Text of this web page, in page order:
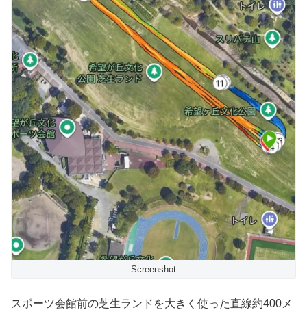
Screenshot
スポーツ会館前の芝生ランドを大きく使った直線約400メ